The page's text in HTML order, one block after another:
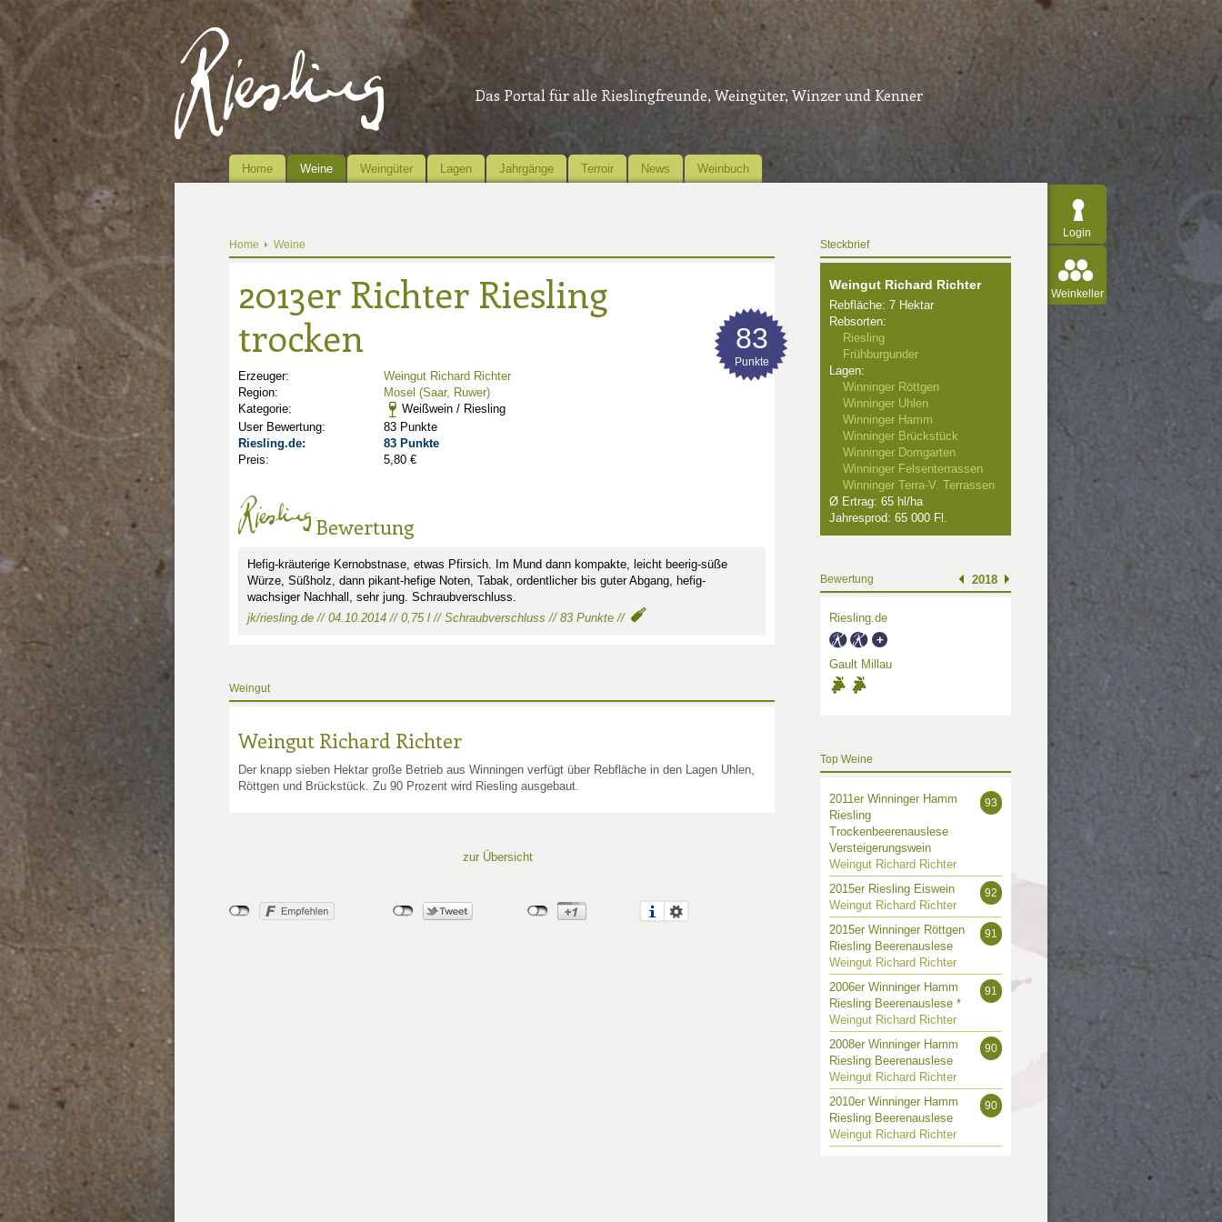
Das Portal für alle Rieslingfreunde, Weingüter, Winzer und Kenner
Home Weine Weingüter Lagen Jahrgänge Terroir News Weinbuch
Login
Weinkeller
Home Weine
2013er Richter Riesling
trocken
Erzeuger:
Weingut Richard Richter
Region:
Mosel (Saar, Ruwer)
Kategorie:
Weißwein / Riesling
User Bewertung:
83 Punkte
Riesling.de:
83 Punkte
Preis:
5,80 €
83
Punkte
Bewertung
Hefig-kräuterige Kernobstnase, etwas Pfirsich. Im Mund dann kompakte, leicht beerig-süße
Würze, Süßholz, dann pikant-hefige Noten, Tabak, ordentlicher bis guter Abgang, hefig-
wachsiger Nachhall, sehr jung. Schraubverschluss.
jk/riesling.de // 04.10.2014 // 0,75 l // Schraubverschluss // 83 Punkte //
Weingut
Weingut Richard Richter
Der knapp sieben Hektar große Betrieb aus Winningen verfügt über Rebfläche in den Lagen Uhlen,
Röttgen und Brückstück. Zu 90 Prozent wird Riesling ausgebaut.
zur Übersicht
Steckbrief
Weingut Richard Richter
Rebfläche: 7 Hektar
Rebsorten:
Riesling
Frühburgunder
Lagen:
Winninger Röttgen
Winninger Uhlen
Winninger Hamm
Winninger Brückstück
Winninger Domgarten
Winninger Felsenterrassen
Winninger Terra-V. Terrassen
Ø Ertrag: 65 hl/ha
Jahresprod: 65 000 Fl.
Bewertung 2018
Riesling.de
2.5 2.5
Gault Millau
2
Punkte: 2
Top Weine
93
2011er Winninger Hamm
Riesling
Trockenbeerenauslese
Versteigerungswein
Weingut Richard Richter
92
2015er Riesling Eiswein
Weingut Richard Richter
91
2015er Winninger Röttgen
Riesling Beerenauslese
Weingut Richard Richter
91
2006er Winninger Hamm
Riesling Beerenauslese *
Weingut Richard Richter
90
2008er Winninger Hamm
Riesling Beerenauslese
Weingut Richard Richter
90
2010er Winninger Hamm
Riesling Beerenauslese
Weingut Richard Richter